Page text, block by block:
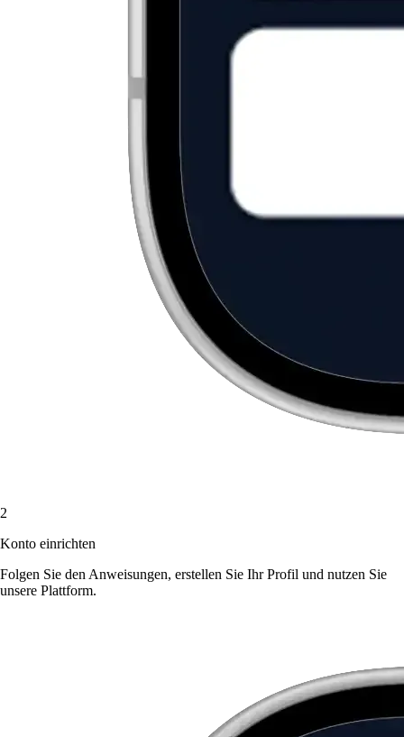
2
Konto einrichten
Folgen Sie den Anweisungen, erstellen Sie Ihr Profil und nutzen Sie
unsere Plattform.